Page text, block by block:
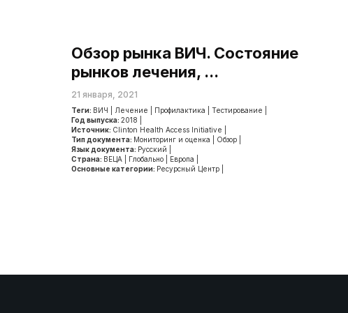
Обзор рынка ВИЧ. Состояние
рынков лечения, ...
21 января, 2021
Теги: ВИЧ Лечение Профилактика Тестирование
Год выпуска: 2018
Источник: Clinton Health Access Initiative
Тип документа: Мониторинг и оценка Обзор
Язык документа: Русский
Страна: ВЕЦА Глобально Европа
Основные категории: Ресурсный Центр